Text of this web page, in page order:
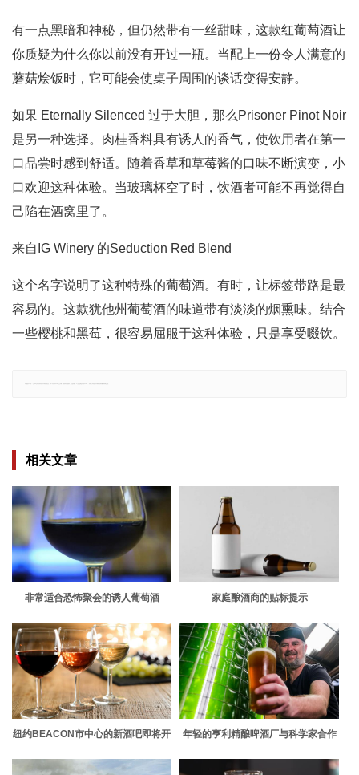
有一点黑暗和神秘，但仍然带有一丝甜味，这款红葡萄酒让
你质疑为什么你以前没有开过一瓶。当配上一份令人满意的
蘑菇烩饭时，它可能会使桌子周围的谈话变得安静。
如果 Eternally Silenced 过于大胆，那么Prisoner Pinot Noir
是另一种选择。肉桂香料具有诱人的香气，使饮用者在第一
口品尝时感到舒适。随着香草和草莓酱的口味不断演变，小
口欢迎这种体验。当玻璃杯空了时，饮酒者可能不再觉得自
己陷在酒窝里了。
来自IG Winery 的Seduction Red Blend
这个名字说明了这种特殊的葡萄酒。有时，让标签带路是最
容易的。这款犹他州葡萄酒的味道带有淡淡的烟熏味。结合
一些樱桃和黑莓，很容易屈服于这种体验，只是享受啜饮。
相关文章
非常适合恐怖聚会的诱人葡萄酒 家庭酿酒商的贴标提示
纽约BEACON市中心的新酒吧即将开
年轻的亨利精酿啤酒厂与科学家合作